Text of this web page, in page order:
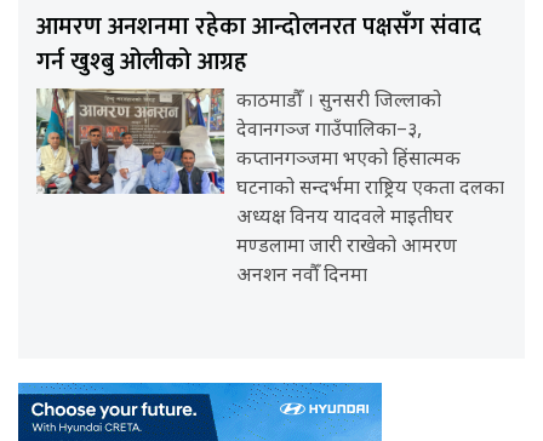
आमरण अनशनमा रहेका आन्दोलनरत पक्षसँग संवाद
गर्न खुश्बु ओलीको आग्रह
काठमाडौँ । सुनसरी जिल्लाको
देवानगञ्ज गाउँपालिका–३,
कप्तानगञ्जमा भएको हिंसात्मक
घटनाको सन्दर्भमा राष्ट्रिय एकता दलका
अध्यक्ष विनय यादवले माइतीघर
मण्डलामा जारी राखेको आमरण
अनशन नवौँ दिनमा